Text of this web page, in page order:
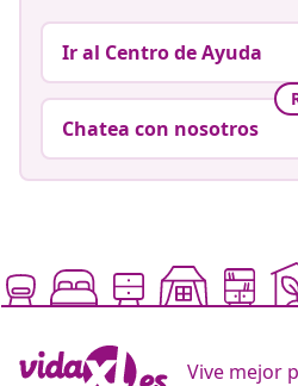
Ir al Centro de Ayuda
Chatea con nosotros
Vive mejor